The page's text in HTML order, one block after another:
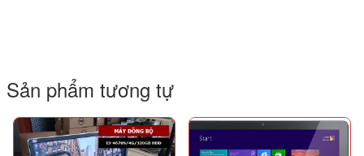
Sản phẩm tương tự